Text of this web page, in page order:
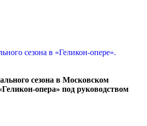
сезона в «Геликон-опере».
сезона в Московском
опера» под руководством